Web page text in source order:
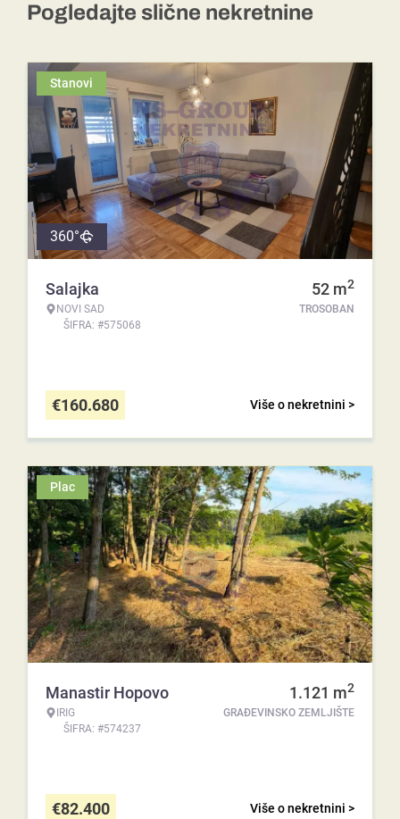
Pogledajte slične nekretnine
Stanovi
360°
Salajka
NOVI SAD
ŠIFRA: #575068
52 m2
TROSOBAN
Više o nekretnini >
€160.680
Plac
Manastir Hopovo
IRIG
ŠIFRA: #574237
1.121 m2
GRAĐEVINSKO ZEMLJIŠTE
Više o nekretnini >
€82.400